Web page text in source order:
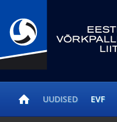
UUDISED EVF